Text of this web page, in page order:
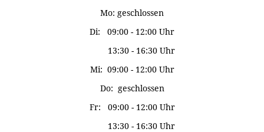
Mo: geschlossen
Di: 09:00 - 12:00 Uhr
13:30 - 16:30 Uhr
Mi: 09:00 - 12:00 Uhr
Do: geschlossen
Fr: 09:00 - 12:00 Uhr
13:30 - 16:30 Uhr